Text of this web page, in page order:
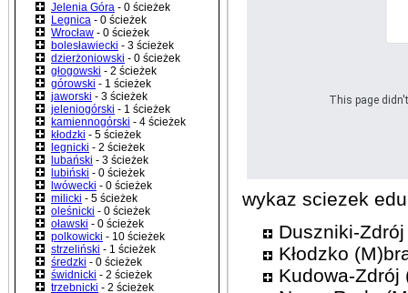
Jelenia Góra - 0 ścieżek
Legnica - 0 ścieżek
Wrocław - 0 ścieżek
bolesławiecki - 3 ścieżek
dzierżoniowski - 0 ścieżek
głogowski - 2 ścieżek
górowski - 1 ścieżek
jaworski - 3 ścieżek
jeleniogórski - 1 ścieżek
kamiennogórski - 4 ścieżek
kłodzki - 5 ścieżek
legnicki - 2 ścieżek
lubański - 3 ścieżek
lubiński - 0 ścieżek
lwówecki - 0 ścieżek
milicki - 5 ścieżek
oleśnicki - 0 ścieżek
oławski - 0 ścieżek
polkowicki - 10 ścieżek
strzeliński - 1 ścieżek
średzki - 0 ścieżek
świdnicki - 2 ścieżek
trzebnicki - 2 ścieżek
This page
wykaz sciezek
Duszniki-
Kłodzko
Kudowa-Zdrój